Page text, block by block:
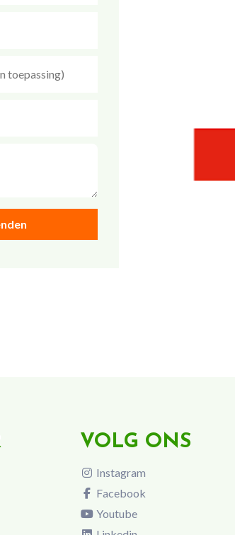
VOLG ONS
Instagram
Facebook
Youtube